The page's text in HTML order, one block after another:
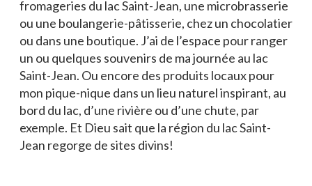
fromageries du lac Saint-Jean, une microbrasserie
ou une boulangerie-pâtisserie, chez un chocolatier
ou dans une boutique. J’ai de l’espace pour ranger
un ou quelques souvenirs de ma journée au lac
Saint-Jean. Ou encore des produits locaux pour
mon pique-nique dans un lieu naturel inspirant, au
bord du lac, d’une rivière ou d’une chute, par
exemple. Et Dieu sait que la région du lac Saint-
Jean regorge de sites divins!